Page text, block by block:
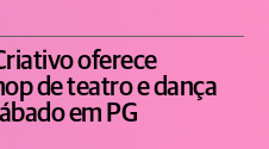
oferece
de teatro e dança
em PG